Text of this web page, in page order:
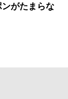
がたまらな